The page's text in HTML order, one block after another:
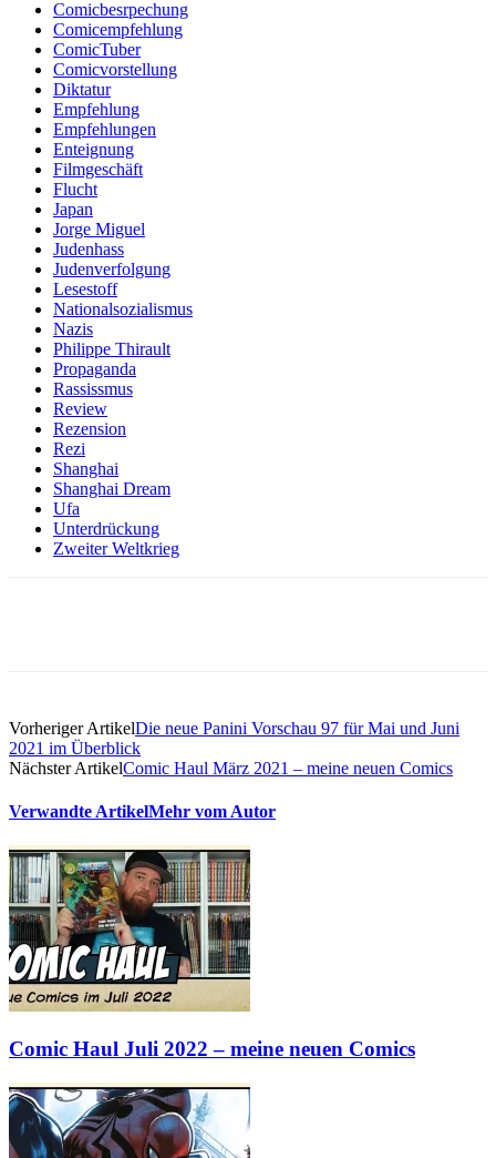
Comicbesrpechung
Comicempfehlung
ComicTuber
Comicvorstellung
Diktatur
Empfehlung
Empfehlungen
Enteignung
Filmgeschäft
Flucht
Japan
Jorge Miguel
Judenhass
Judenverfolgung
Lesestoff
Nationalsozialismus
Nazis
Philippe Thirault
Propaganda
Rassissmus
Review
Rezension
Rezi
Shanghai
Shanghai Dream
Ufa
Unterdrückung
Zweiter Weltkrieg
Vorheriger ArtikelDie neue Panini Vorschau 97 für Mai und Juni
2021 im Überblick
Nächster ArtikelComic Haul März 2021 – meine neuen Comics
Verwandte ArtikelMehr vom Autor
Comic Haul Juli 2022 – meine neuen Comics